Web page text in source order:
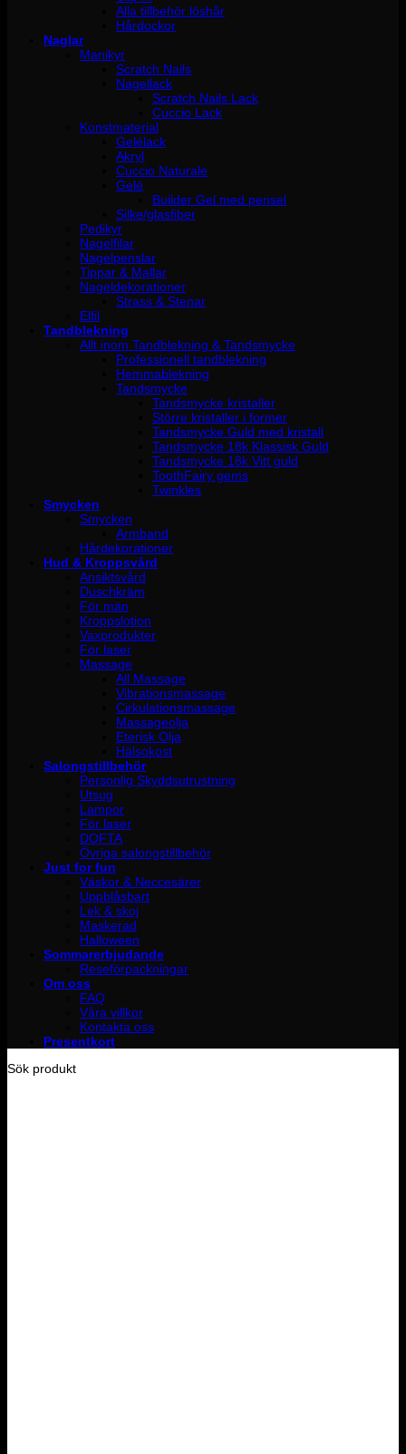
Alla tillbehör löshår
Hårdockor
Naglar
Manikyr
Scratch Nails
Nagellack
Scratch Nails Lack
Cuccio Lack
Konstmaterial
Gelélack
Akryl
Cuccio Naturale
Gelé
Builder Gel med pensel
Silke/glasfiber
Pedikyr
Nagelfilar
Nagelpenslar
Tippar & Mallar
Nageldekorationer
Strass & Stenar
Elfil
Tandblekning
Allt inom Tandblekning & Tandsmycke
Professionell tandblekning
Hemmablekning
Tandsmycke
Tandsmycke kristaller
Större kristaller i former
Tandsmycke Guld med kristall
Tandsmycke 18k Klassisk Guld
Tandsmycke 18k Vitt guld
ToothFairy gems
Twinkles
Smycken
Smycken
Armband
Hårdekorationer
Hud & Kroppsvård
Ansiktsvård
Duschkräm
För män
Kroppslotion
Vaxprodukter
För laser
Massage
All Massage
Vibrationsmassage
Cirkulationsmassage
Massageolja
Eterisk Olja
Hälsokost
Salongstillbehör
Personlig Skyddsutrustning
Utsug
Lampor
För laser
DOFTA
Övriga salongstillbehör
Just for fun
Väskor & Neccesärer
Uppblåsbart
Lek & skoj
Maskerad
Halloween
Sommarerbjudande
Reseförpackningar
Om oss
FAQ
Våra villkor
Kontakta oss
Presentkort
Sök produkt